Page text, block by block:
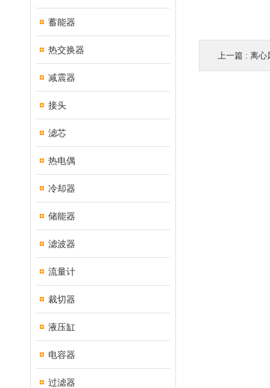
蓄能器
热交换器
减震器
接头
滤芯
热电偶
冷却器
储能器
滤波器
流量计
裁切器
液压缸
电容器
过滤器
上一篇 : 离心